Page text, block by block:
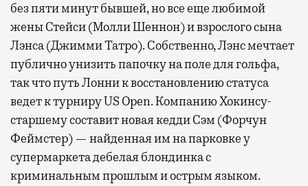
без пяти минут бывшей, но все еще любимой
жены Стейси (Молли Шеннон) и взрослого сына
Лэнса (Джимми Татро). Собственно, Лэнс мечтает
публично унизить папочку на поле для гольфа,
так что путь Лонни к восстановлению статуса
ведет к турниру US Open. Компанию Хокинсу-
старшему составит новая кедди Сэм (Форчун
Феймстер) — найденная им на парковке у
супермаркета дебелая блондинка с
криминальным прошлым и острым языком.